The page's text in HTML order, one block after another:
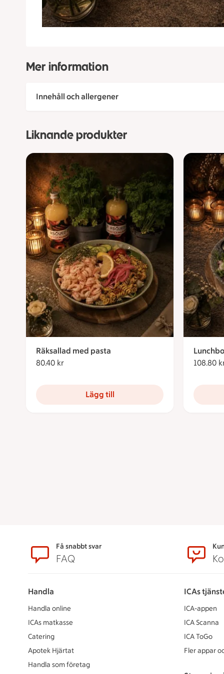
Mer information
Innehåll och allergener
Liknande produkter
Räksallad med pasta
80.40 kr
Lägg till
108.80
SidfotFå snabbt svar
FAQ
Handla
Handla online
ICAs matkasse
Catering
Apotek Hjärtat
Handla som företag
ICAs
ICA-appen
ICA Scanna
ICA ToGo
Fler appar